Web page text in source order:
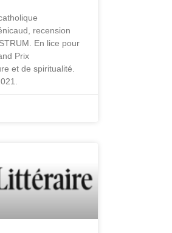
recension
En lice pour
Prix
et de spiritualité.